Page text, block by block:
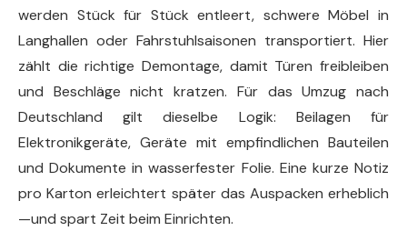
werden Stück für Stück entleert, schwere Möbel in
Langhallen oder Fahrstuhlsaisonen transportiert. Hier
zählt die richtige Demontage, damit Türen freibleiben
und Beschläge nicht kratzen. Für das Umzug nach
Deutschland gilt dieselbe Logik: Beilagen für
Elektronikgeräte, Geräte mit empfindlichen Bauteilen
und Dokumente in wasserfester Folie. Eine kurze Notiz
pro Karton erleichtert später das Auspacken erheblich
—und spart Zeit beim Einrichten.